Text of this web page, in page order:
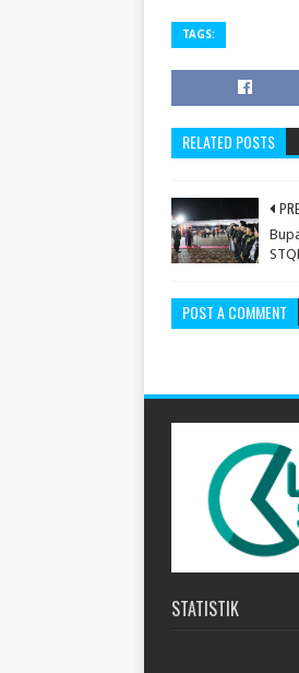
TAGS:
RELATED POSTS
POST A COMMENT
STATISTIK